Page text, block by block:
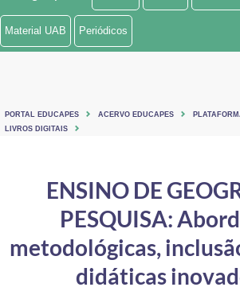
Ministério de Minas e Energia
Ministério do Turismo
Controladoria-Geral da União
Ministério da Mulher, da Família e dos Direitos Humanos
Material UAB Periódicos
PORTAL EDUCAPES ACERVO EDUCAPES
LIVROS DIGITAIS
ENSINO DE
PESQUISA:
metodológicas,
didáticas